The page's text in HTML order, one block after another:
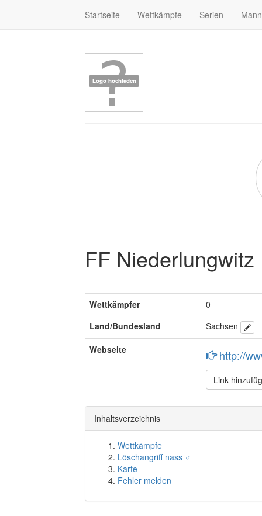
Startseite Wettkämpfe Serien
FF Niederlungwitz
Wettkämpfer
0
Land/Bundesland
Sachsen
Webseite
http://
Link
Inhaltsverzeichnis
Wettkämpfe
Löschangriff nass ♂
Karte
Fehler melden